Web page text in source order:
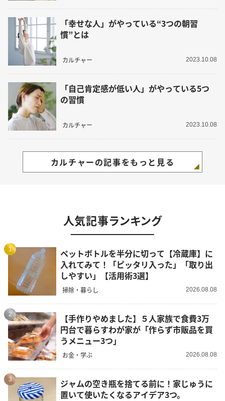
「幸せな人」がやっている“3つの朝習
慣”とは
カルチャー 2023.10.08
「自己肯定感が低い人」がやっている5つ
の習慣
カルチャー 2023.10.08
カルチャーの記事をもっと見る
人気記事ランキング
1
ペットボトルを半分に切って【冷蔵庫】に
入れてみて！「ピッタリ入った」「取り出
しやすい」【活用術3選】
掃除・暮らし 2026.08.08
2
【手作りやめました】５人家族で食費3万
円台で暮らすわが家が「作らず市販品を買
うメニュー3つ」
お金・学ぶ 2026.08.08
3
ジャムの空き瓶を捨てる前に！家じゅうに
置いて使いたくなるアイデア3つ。